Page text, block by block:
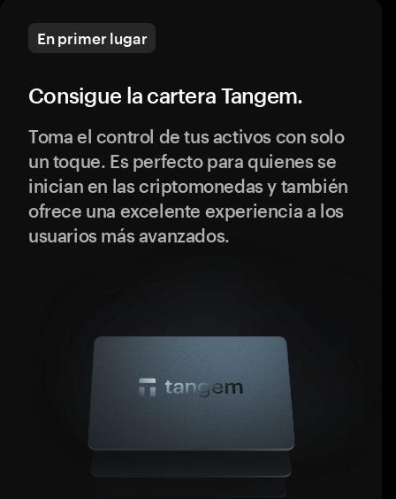
En primer lugar
Consigue la cartera Tangem.
Toma el control de tus activos con solo
un toque. Es perfecto para quienes se
inician en las criptomonedas y también
ofrece una excelente experiencia a los
usuarios más avanzados.